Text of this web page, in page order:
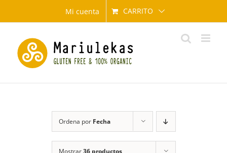
Mi cuenta CARRITO
Ordena por Fecha
Mostrar36 productos